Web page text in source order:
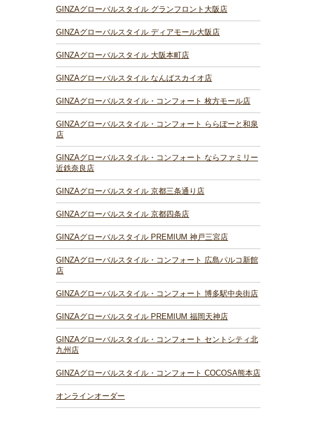
GINZAグローバルスタイル グランフロント大阪店
GINZAグローバルスタイル ディアモール大阪店
GINZAグローバルスタイル 大阪本町店
GINZAグローバルスタイル なんばスカイオ店
GINZAグローバルスタイル・コンフォート 枚方モール店
GINZAグローバルスタイル・コンフォート ららぽーと和泉
店
GINZAグローバルスタイル・コンフォート ならファミリー
近鉄奈良店
GINZAグローバルスタイル 京都三条通り店
GINZAグローバルスタイル 京都四条店
GINZAグローバルスタイル PREMIUM 神戸三宮店
GINZAグローバルスタイル・コンフォート 広島パルコ新館
店
GINZAグローバルスタイル・コンフォート 博多駅中央街店
GINZAグローバルスタイル PREMIUM 福岡天神店
GINZAグローバルスタイル・コンフォート セントシティ北
九州店
GINZAグローバルスタイル・コンフォート COCOSA熊本店
オンラインオーダー